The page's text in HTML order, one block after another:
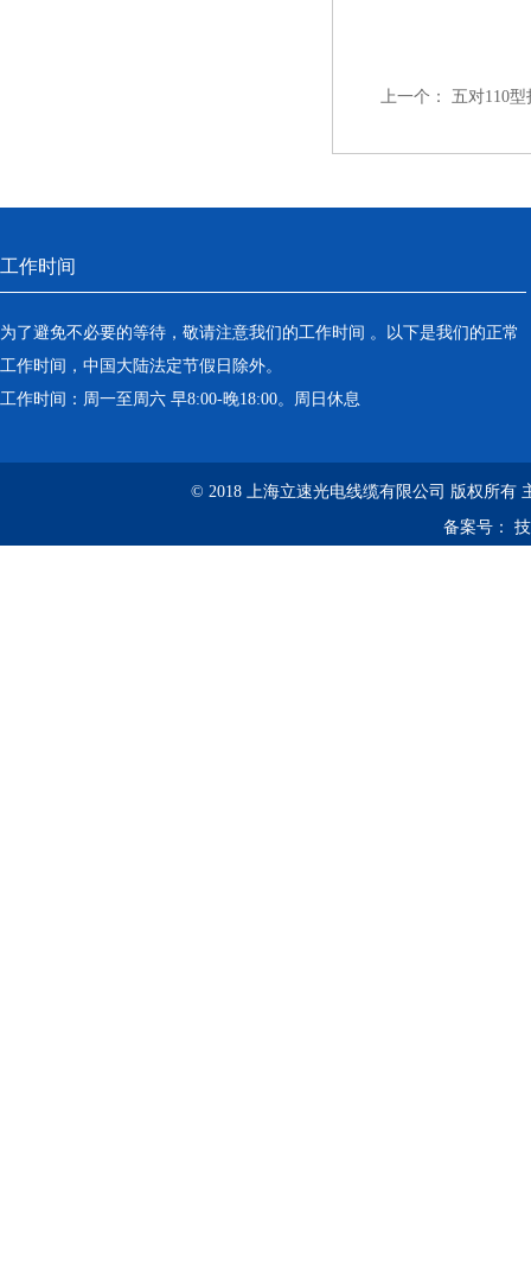
上一个： 五对110
工作时间
为了避免不必要的等待，敬请注意我们的工作时间 。以下是我们的正常
工作时间，中国大陆法定节假日除外。
工作时间：周一至周六 早8:00-晚18:00。周日休息
© 2018 上海立速光电线缆有限公司 版权所有
备案号：